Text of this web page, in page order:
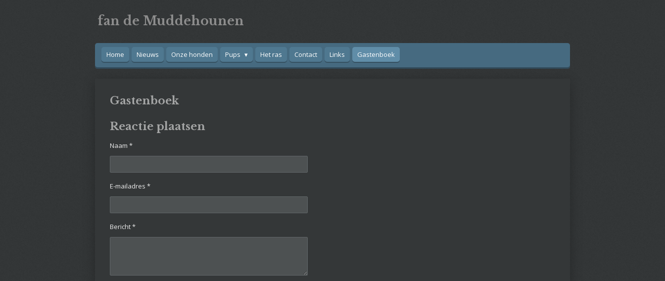
fan de Muddehounen
Home Nieuws Onze honden Pups Het ras Contact Links Gastenboek
Gastenboek
Reactie plaatsen
Naam *
E-mailadres *
Bericht *